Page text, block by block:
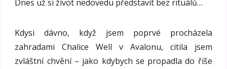
Dnes už si život nedovedu představit bez rituálů…
Kdysi dávno, když jsem poprvé procházela
zahradami Chalice Well v Avalonu, citila jsem
zvláštní chvění – jako kdybych se propadla do říše